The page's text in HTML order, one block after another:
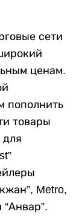
сети
ценам.
пополнить
товары
для
Metro,